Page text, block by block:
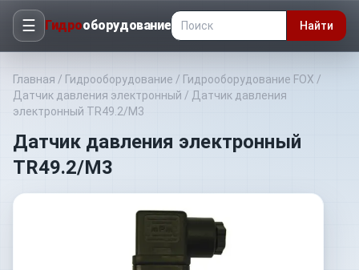
☰ Гидрооборудование Найти
Главная / Гидрооборудование / Гидрооборудование FOX /
Датчик давления электронный / Датчик давления
электронный TR49.2/M3
Датчик давления электронный
TR49.2/M3